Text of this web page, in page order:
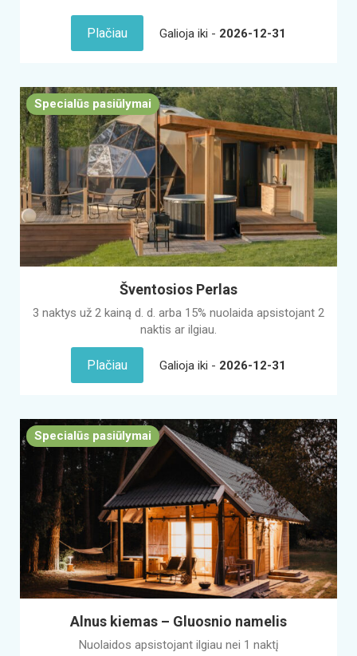
Plačiau Galioja iki - 2026-12-31
Specialūs pasiūlymai
Šventosios Perlas
3 naktys už 2 kainą d. d. arba 15% nuolaida apsistojant 2
naktis ar ilgiau.
Plačiau Galioja iki - 2026-12-31
Specialūs pasiūlymai
Alnus kiemas – Gluosnio namelis
Nuolaidos apsistojant ilgiau nei 1 naktį